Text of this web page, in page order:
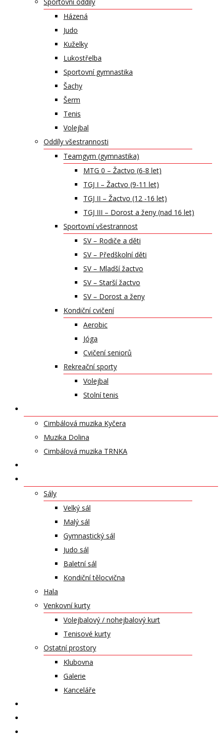
Házená
Judo
Kuželky
Lukostřelba
Sportovní gymnastika
Šachy
Šerm
Tenis
Volejbal
Oddíly všestrannosti
Teamgym (gymnastika)
MTG 0 – Žactvo (6-8 let)
TGJ I – Žactvo (9-11 let)
TGJ II – Žactvo (12 -16 let)
TGJ III – Dorost a ženy (nad 16 let)
Sportovní všestrannost
SV – Rodiče a děti
SV – Předškolní děti
SV – Mladší žactvo
SV – Starší žactvo
SV – Dorost a ženy
Kondiční cvičení
Aerobic
Jóga
Cvičení seniorů
Rekreační sporty
Volejbal
Stolní tenis
Cimbálová muzika Kyčera
Muzika Dolina
Cimbálová muzika TRNKA
Sály
Velký sál
Malý sál
Gymnastický sál
Judo sál
Baletní sál
Kondiční tělocvična
Hala
Venkovní kurty
Volejbalový / nohejbalový kurt
Tenisové kurty
Ostatní prostory
Klubovna
Galerie
Kanceláře